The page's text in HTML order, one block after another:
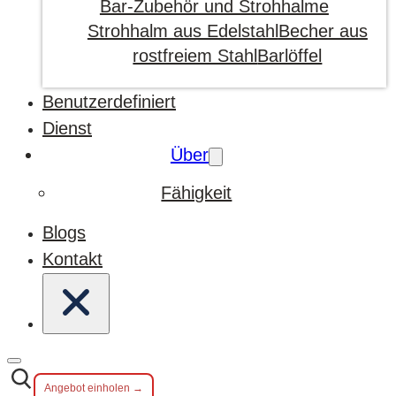
Bar-Zubehör und Strohhalme
Strohhalm aus Edelstahl Becher aus
rostfreiem Stahl Barlöffel
Benutzerdefiniert
Dienst
Über
Fähigkeit
Blogs
Kontakt
Angebot einholen →